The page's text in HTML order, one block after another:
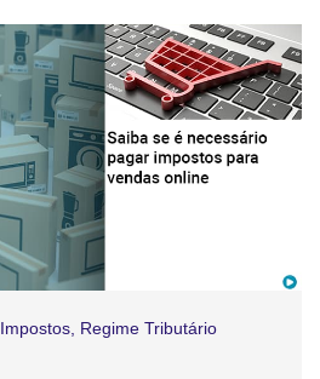
Impostos, Regime Tributário